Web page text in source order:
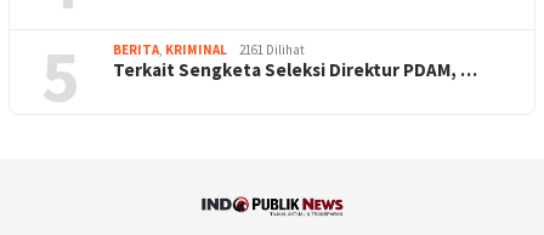
5 BERITA, KRIMINAL 2161 Dilihat
Terkait Sengketa Seleksi Direktur PDAM, …